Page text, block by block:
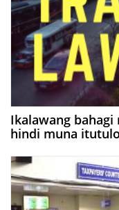
Ikalawang bahagi
hindi muna